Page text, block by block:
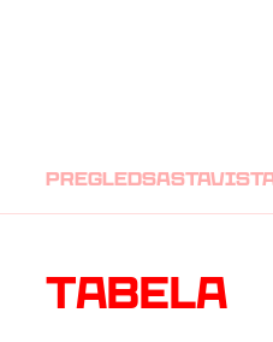
pregledsastavi
Tabela